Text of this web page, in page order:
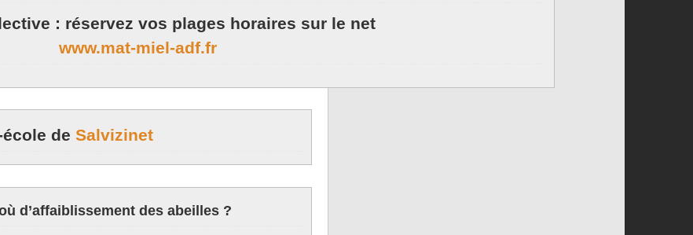
: réservez vos plages horaires sur le net
www.mat-miel-adf.fr
de Salvizinet
d’affaiblissement des abeilles ?